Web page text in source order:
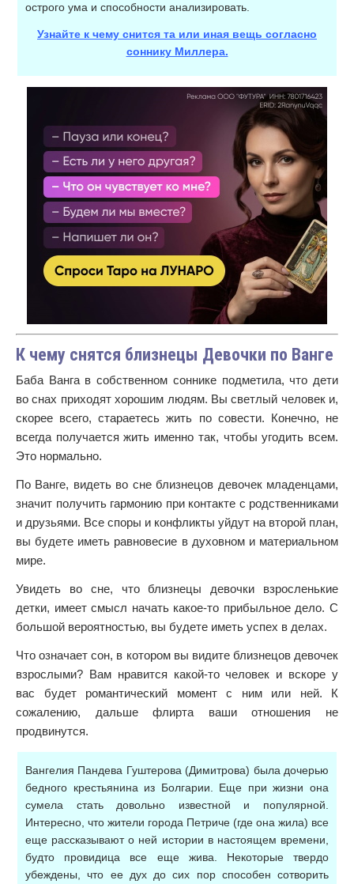
острого ума и способности анализировать.
Узнайте к чему снится та или иная вещь согласно
соннику Миллера.
К чему снятся близнецы Девочки по Ванге
Баба Ванга в собственном соннике подметила, что дети
во снах приходят хорошим людям. Вы светлый человек и,
скорее всего, стараетесь жить по совести. Конечно, не
всегда получается жить именно так, чтобы угодить всем.
Это нормально.
По Ванге, видеть во сне близнецов девочек младенцами,
значит получить гармонию при контакте с родственниками
и друзьями. Все споры и конфликты уйдут на второй план,
вы будете иметь равновесие в духовном и материальном
мире.
Увидеть во сне, что близнецы девочки взросленькие
детки, имеет смысл начать какое-то прибыльное дело. С
большой вероятностью, вы будете иметь успех в делах.
Что означает сон, в котором вы видите близнецов девочек
взрослыми? Вам нравится какой-то человек и вскоре у
вас будет романтический момент с ним или ней. К
сожалению, дальше флирта ваши отношения не
продвинутся.
Вангелия Пандева Гуштерова (Димитрова) была дочерью
бедного крестьянина из Болгарии. Еще при жизни она
сумела стать довольно известной и популярной.
Интересно, что жители города Петриче (где она жила) все
еще рассказывают о ней истории в настоящем времени,
будто провидица все еще жива. Некоторые твердо
убеждены, что ее дух до сих пор способен сотворить